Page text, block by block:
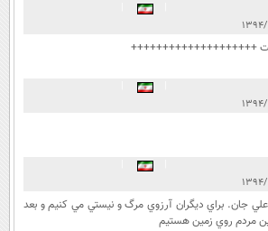
++++++++++++++++++++
جان. براي ديگران آرزوي مرگ و نيستي مي كنيم و بعد
مردم روي زمين هستيم